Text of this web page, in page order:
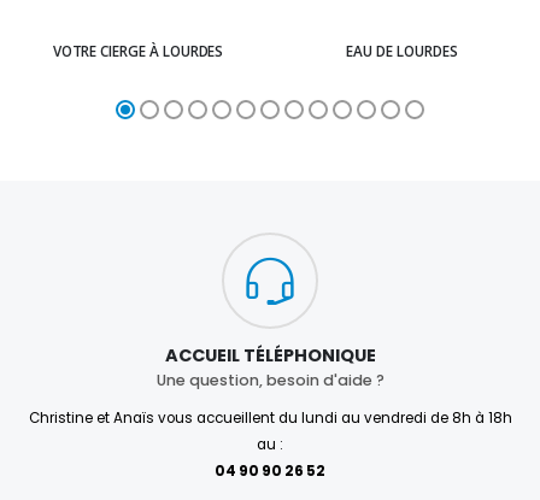
VOTRE CIERGE À LOURDES EAU DE LOURDES
ACCUEIL TÉLÉPHONIQUE
Une question, besoin d'aide ?
Christine et Anaïs vous accueillent du lundi au vendredi de 8h à 18h
au :
04 90 90 26 52